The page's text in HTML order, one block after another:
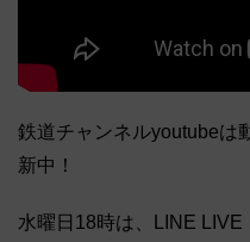
鉄道チャンネルyoutubeは
新中！
水曜日18時は、LINE